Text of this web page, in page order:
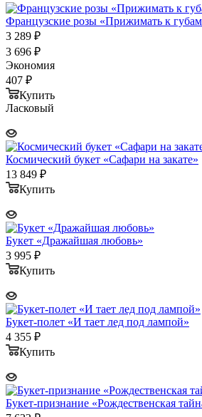
Французские розы «Прижимать к
3 289 ₽
3 696 ₽
Экономия
407 ₽
Купить
Ласковый
Космический букет «Сафари на закате»
13 849 ₽
Купить
Букет «Дражайшая любовь»
3 995 ₽
Купить
Букет-полет «И тает лед под лампой»
4 355 ₽
Купить
Букет-признание «Рождественская